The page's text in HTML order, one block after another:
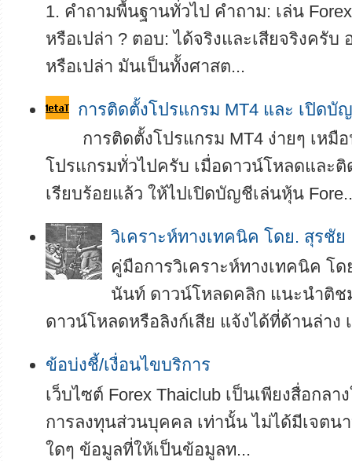
1. คำถามพื้นฐานทั่วไป คำถาม: เล่น
หรือเปล่า ? ตอบ: ได้จริงและเสียจริงครั
หรือเปล่า มันเป็นทั้งศาสต...
การติดตั้งโปรแกรม MT4 และ เปิดบั
การติดตั้งโปรแกรม MT4 ง่ายๆ เหมื
โปรแกรมทั่วไปครับ เมื่อดาวน์โหลดและ
เรียบร้อยแล้ว ให้ไปเปิดบัญชีเล่นหุ้น
­­วิเคราะห์ทางเทคนิค โดย. สุรชัย
คู่มือการวิเคราะห์ทางเทคนิค โ
นันท์ ดาวน์โหลดคลิก แนะนำติ
ดาวน์โหลดหรือลิงก์เสีย แจ้งได้ที่ด้านล่าง
ข้อบ่งชี้/เงื่อนไขบริการ
เว็บไซต์ Forex Thaiclub เป็นเพียงสื่อกลา
การลงทุนส่วนบุคคล เท่านั้น ไม่ได้มีเจตน
ใดๆ ข้อมูลที่ให้เป็นข้อมูลท...